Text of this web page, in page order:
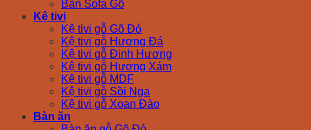
Bàn Sofa Gỗ
Kệ tivi
Kệ tivi gỗ Gõ Đỏ
Kệ tivi gỗ Hương Đá
Kệ tivi gỗ Đinh Hương
Kệ tivi gỗ Hương Xám
Kệ tivi gỗ MDF
Kệ tivi gỗ Sồi Nga
Kệ tivi gỗ Xoan Đào
Bàn ăn